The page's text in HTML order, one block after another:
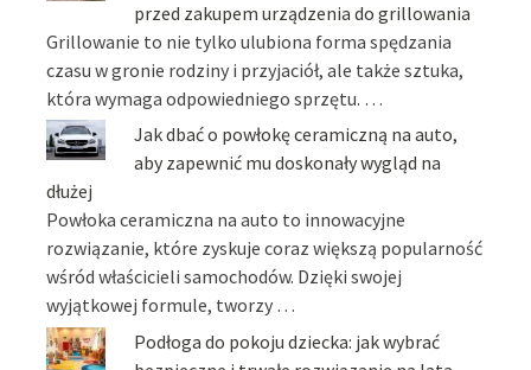
przed zakupem urządzenia do grillowania
Grillowanie to nie tylko ulubiona forma spędzania
czasu w gronie rodziny i przyjaciół, ale także sztuka,
która wymaga odpowiedniego sprzętu. …
Jak dbać o powłokę ceramiczną na auto,
aby zapewnić mu doskonały wygląd na
dłużej
Powłoka ceramiczna na auto to innowacyjne
rozwiązanie, które zyskuje coraz większą popularność
wśród właścicieli samochodów. Dzięki swojej
wyjątkowej formule, tworzy …
Podłoga do pokoju dziecka: jak wybrać